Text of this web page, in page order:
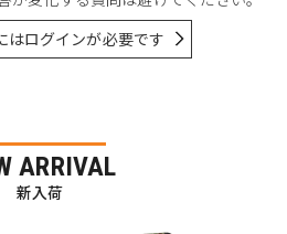
はログインが必要です
ARRIVAL
新入荷